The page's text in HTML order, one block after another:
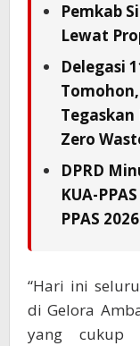
Pemkab
Lewat
Delegasi
Zero
DPRD
KUA-
PPAS 2026
“Hari ini
di Gelora
yang cukup